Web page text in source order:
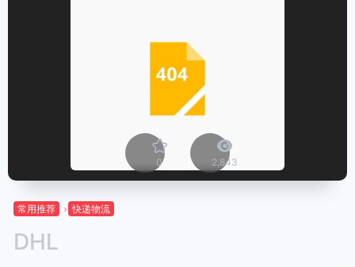
0 2,843
常用推荐 快递物流
DHL